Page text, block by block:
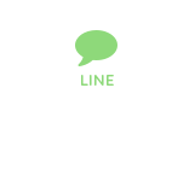
LINE